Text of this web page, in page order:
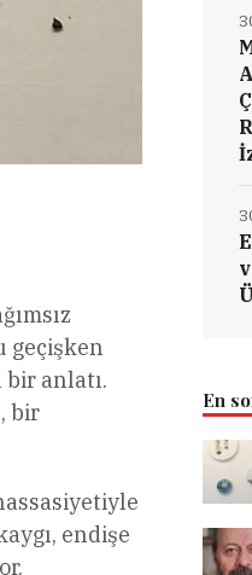
geçişken
anlatı.
bir
endişe
En